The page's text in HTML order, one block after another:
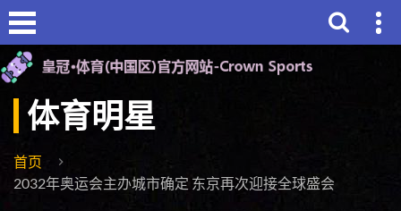
体育明星
首页
2032年奥运会主办城市确定 东京再次迎接全球盛会